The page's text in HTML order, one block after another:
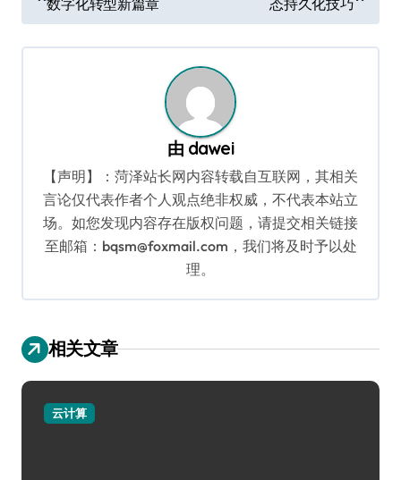
章
导
由 dawei
【声明】：菏泽站长网内容转载自互联网，其相关
言论仅代表作者个人观点绝非权威，不代表本站立
场。如您发现内容存在版权问题，请提交相关链接
至邮箱：bqsm@foxmail.com，我们将及时予以处
理。
相关文章
云计算